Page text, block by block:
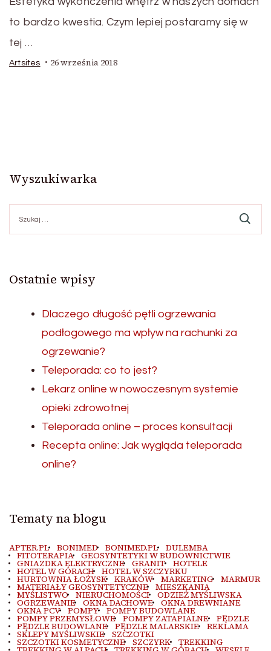
to bardzo kwestia. Czym lepiej postaramy się w
tej …
Artsites 26 września 2018
Wyszukiwarka
Ostatnie wpisy
Dlaczego długość pętli ogrzewania
podłogowego ma wpływ na rachunki za
ogrzewanie?
Teleporada: co to jest?
Lekarz online w nowoczesnym systemie
opieki zdrowotnej
Teleporada online – proces konsultacji
Recepta online: Jak wygląda teleporada
online?
Tematy na blogu
APTER.PL BONIMED BONIMED.PL DULEMBA
FITOTERAPIA GEOSYNTETYKI W BUDOWNICTWIE
GNIAZDKA ELEKTRYCZNE GRANIT HOTELE
HOTEL W GÓRACH HOTEL W SZCZYRKU
HURTOWNIA ŁOŻYSK KRAKÓW MARKETING MARMUR
MATERIAŁY GEOSYNTETYCZNE MIESZKANIA
MYŚLISTWO NIERUCHOMOŚCI ODZIEŻ MYŚLIWSKA
OGRZEWANIE OKNA DACHOWE OKNA DREWNIANE
OKNA PCV POMPY POMPY BUDOWLANE
POMPY PRZEMYSŁOWE POMPY ZATAPIALNE PĘDZLE
PĘDZLE BUDOWLANE PĘDZLE MALARSKIE REKLAMA
SKLEPY MYŚLIWSKIE SZCZOTKI
SZCZOTKI KOSMETYCZNE SZCZYRK TREKKING